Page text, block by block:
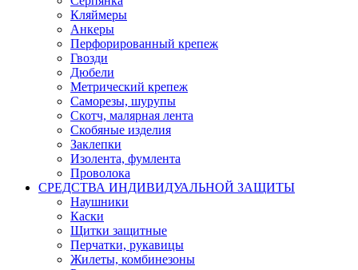
Кляймеры
Анкеры
Перфорированный крепеж
Гвозди
Дюбели
Метрический крепеж
Саморезы, шурупы
Скотч, малярная лента
Скобяные изделия
Заклепки
Изолента, фумлента
Проволока
СРЕДСТВА ИНДИВИДУАЛЬНОЙ ЗАЩИТЫ
Наушники
Каски
Щитки защитные
Перчатки, рукавицы
Жилеты, комбинезоны